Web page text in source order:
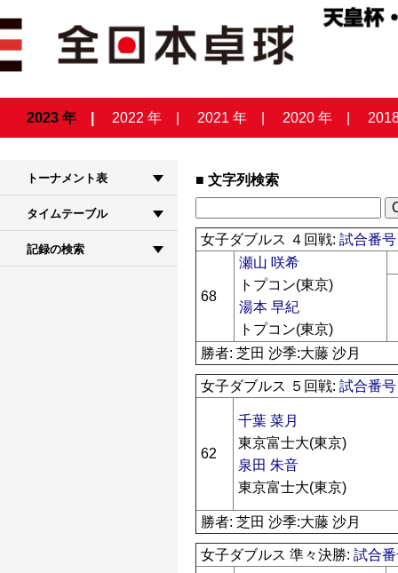
2023 年 2022 年 2021 年 2020 年
トーナメント表
タイムテーブル
記録の検索
文字列検索
女子ダブルス ４回戦:試合番
68
瀬山 咲希
トプコン(東京)
湯本 早紀
トプコン(東京)
勝者: 芝田 沙季:大藤 沙月
女子ダブルス ５回戦:試合番
62
千葉 菜月
東京富士大(東京)
泉田 朱音
東京富士大(東京)
勝者: 芝田 沙季:大藤 沙月
女子ダブルス 準々決勝:試合